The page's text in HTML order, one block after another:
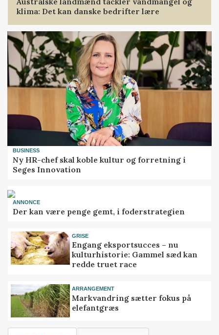
klima: Det kan danske bedrifter lære
BUSINESS
Ny HR-chef skal koble kultur og forretning i
Seges Innovation
ANNONCE
Der kan være penge gemt, i foderstrategien
GRISE
Engang eksportsucces – nu
kulturhistorie: Gammel sæd kan
redde truet race
ARRANGEMENT
Markvandring sætter fokus på
elefantgræs